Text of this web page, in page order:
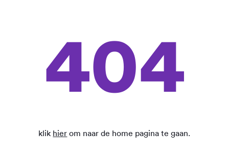
404
klik hier om naar de home pagina te gaan.